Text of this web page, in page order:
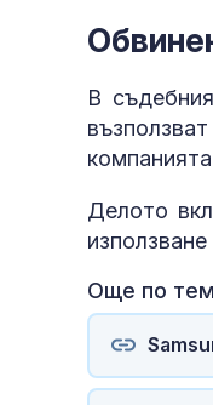
В
Делото
Още по